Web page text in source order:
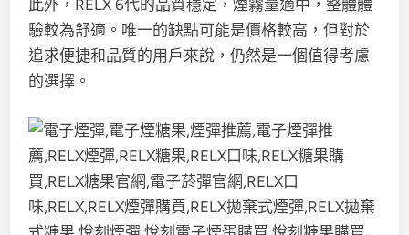
此外，RELX 6代的品質穩定，煙霧量適中，整體體
驗較為舒適。唯一的缺點可能是價格較高，但對於
追求便捷和品質的用戶來說，仍然是一個值得考慮
的選擇。